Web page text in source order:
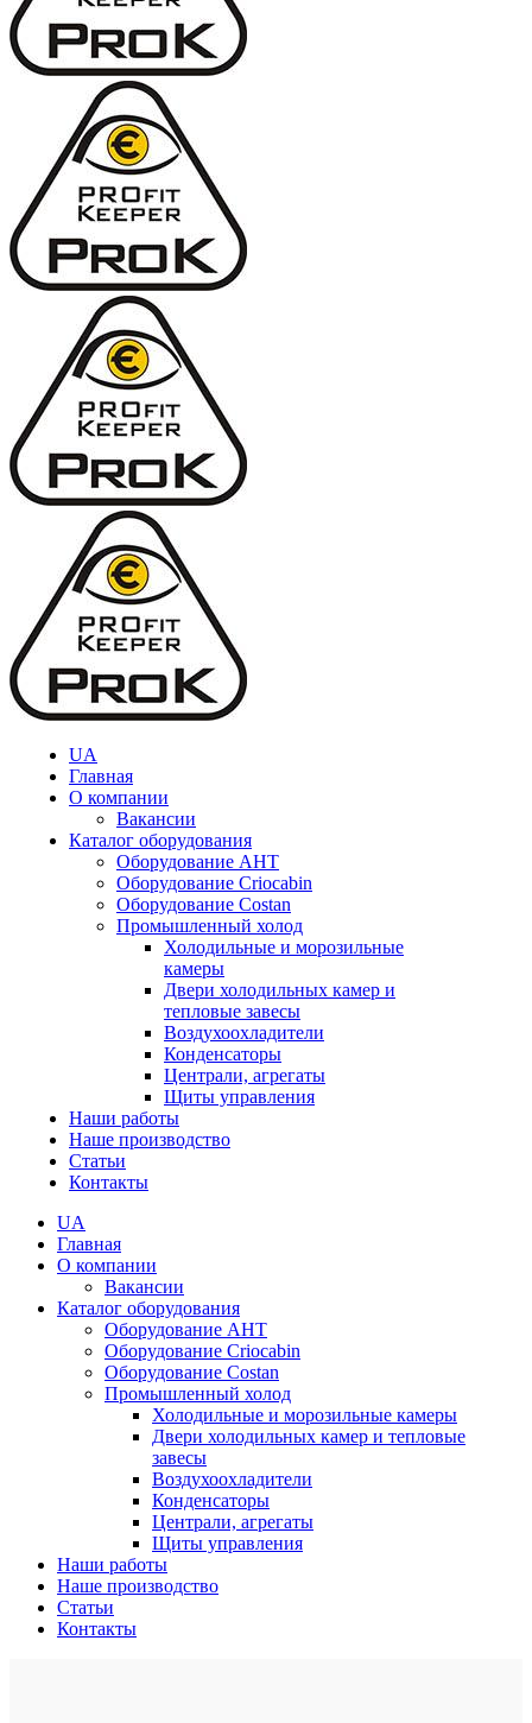
UA
Главная
О компании
Вакансии
Каталог оборудования
Оборудование AHT
Оборудование Criocabin
Оборудование Costan
Промышленный холод
Холодильные и морозильные
камеры
Двери холодильных камер и
тепловые завесы
Воздухоохладители
Конденсаторы
Централи, агрегаты
Щиты управления
Наши работы
Наше производство
Статьи
Контакты
UA
Главная
О компании
Вакансии
Каталог оборудования
Оборудование AHT
Оборудование Criocabin
Оборудование Costan
Промышленный холод
Холодильные и морозильные камеры
Двери холодильных камер и тепловые
завесы
Воздухоохладители
Конденсаторы
Централи, агрегаты
Щиты управления
Наши работы
Наше производство
Статьи
Контакты